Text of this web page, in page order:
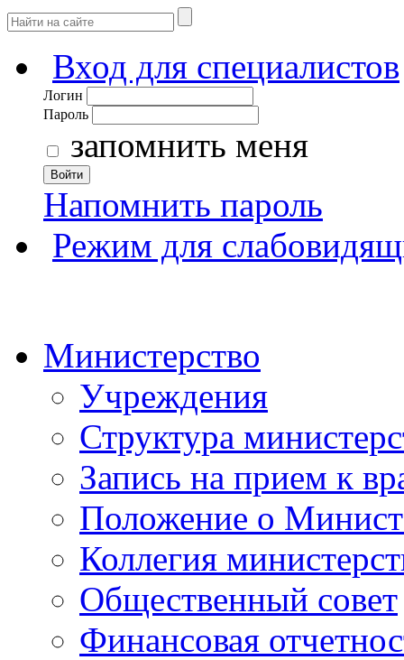
Вход для специалистов
Логин
Пароль
запомнить меня
Войти
Напомнить пароль
Режим для
Министерство
Учреждения
Структура
Запись на прием к
Положение о
Коллегия
Общественный совет
Финансовая